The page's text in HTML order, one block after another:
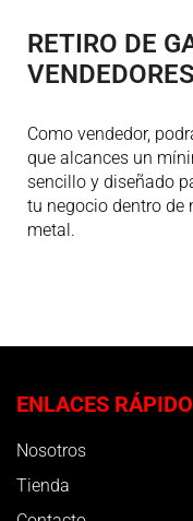
RETIRO DE
Como vendedor,
que alcances un
sencillo y diseñado
tu negocio dentro de
metal.
ENLACES
Nosotros
Tienda